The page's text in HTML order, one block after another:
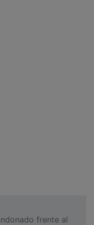
frente al